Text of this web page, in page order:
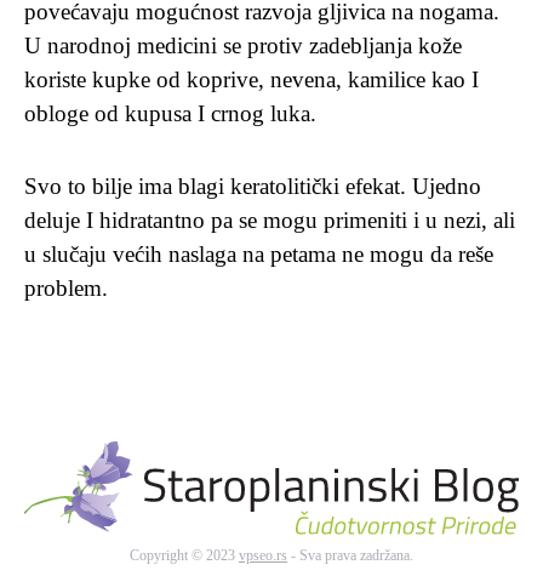
povećavaju mogućnost razvoja gljivica na nogama.
U narodnoj medicini se protiv zadebljanja kože
koriste kupke od koprive, nevena, kamilice kao I
obloge od kupusa I crnog luka.
Svo to bilje ima blagi keratolitički efekat. Ujedno
deluje I hidratantno pa se mogu primeniti i u nezi, ali
u slučaju većih naslaga na petama ne mogu da reše
problem.
Copyright © 2023 vpseo.rs - Sva prava zadržana.